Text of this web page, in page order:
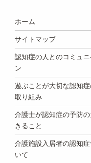
ナビゲーション
コンテンツへスキップ
ホーム
サイトマップ
認知症の人とのコミュニ
ン
遊ぶことが大切な認知
取り組み
介護士が認知症の予防
きること
介護施設入居者の認知
いて